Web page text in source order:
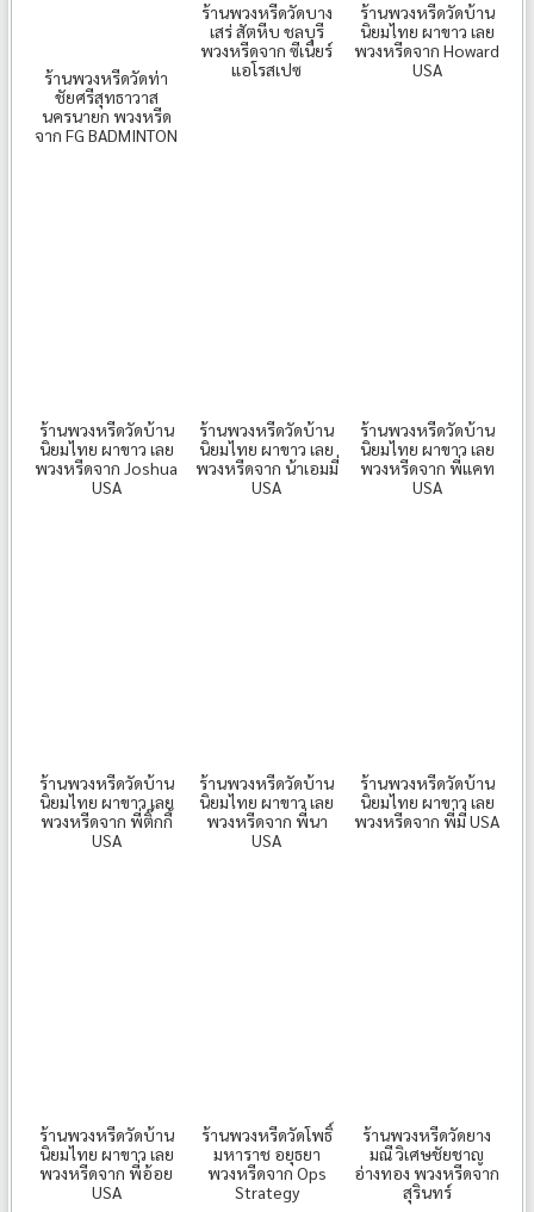
ร้านพวงหรีดวัดท่า
ชัยศรีสุทธาวาส
นครนายก พวงหรีด
จาก FG BADMINTON
ร้านพวงหรีดวัดบาง
เสร่ สัตหีบ ชลบุรี
พวงหรีดจาก ซีเนียร์
แอโรสเปซ
ร้านพวงหรีดวัดบ้าน
นิยมไทย ผาขาว เลย
พวงหรีดจาก Howard
USA
ร้านพวงหรีดวัดบ้าน
นิยมไทย ผาขาว เลย
พวงหรีดจาก Joshua
USA
ร้านพวงหรีดวัดบ้าน
นิยมไทย ผาขาว เลย
พวงหรีดจาก น้าเอมมี่
USA
ร้านพวงหรีดวัดบ้าน
นิยมไทย ผาขาว เลย
พวงหรีดจาก พี่แคท
USA
ร้านพวงหรีดวัดบ้าน
นิยมไทย ผาขาว เลย
พวงหรีดจาก พี่ติ๊กกี้
USA
ร้านพวงหรีดวัดบ้าน
นิยมไทย ผาขาว เลย
พวงหรีดจาก พี่นา
USA
ร้านพวงหรีดวัดบ้าน
นิยมไทย ผาขาว เลย
พวงหรีดจาก พี่มี่ USA
ร้านพวงหรีดวัดบ้าน
นิยมไทย ผาขาว เลย
พวงหรีดจาก พี่อ้อย
USA
ร้านพวงหรีดวัดโพธิ์
มหาราช อยุธยา
พวงหรีดจาก Ops
Strategy
ร้านพวงหรีดวัดยาง
มณี วิเศษชัยชาญ
อ่างทอง พวงหรีดจาก
สุรินทร์